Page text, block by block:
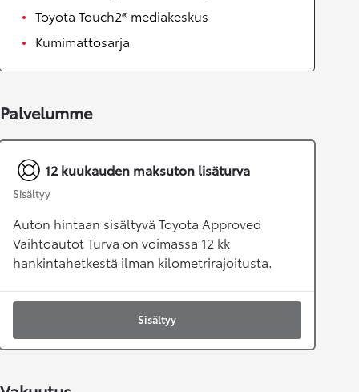
Toyota Touch2® mediakeskus
Kumimattosarja
Palvelumme
12 kuukauden maksuton lisäturva
Sisältyy
Auton hintaan sisältyvä Toyota Approved
Vaihtoautot Turva on voimassa 12 kk
hankintahetkestä ilman kilometrirajoitusta.
Sisältyy